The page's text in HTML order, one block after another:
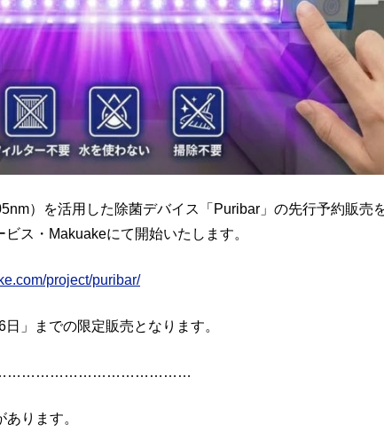
）を活用した除菌デバイス「Puribar」の先行予約販売を
ス・Makuakeにて開始いたします。
project/puribar/
」までの限定販売となります。
ります。